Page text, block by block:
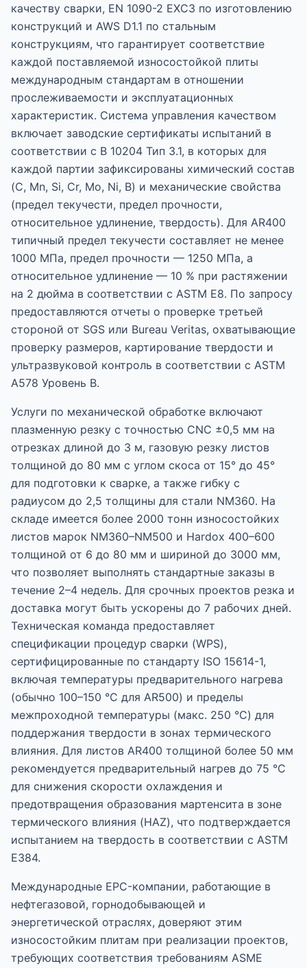
качеству сварки, EN 1090-2 EXC3 по изготовлению
конструкций и AWS D1.1 по стальным
конструкциям, что гарантирует соответствие
каждой поставляемой износостойкой плиты
международным стандартам в отношении
прослеживаемости и эксплуатационных
характеристик. Система управления качеством
включает заводские сертификаты испытаний в
соответствии с В 10204 Тип 3.1, в которых для
каждой партии зафиксированы химический состав
(C, Mn, Si, Cr, Mo, Ni, B) и механические свойства
(предел текучести, предел прочности,
относительное удлинение, твердость). Для AR400
типичный предел текучести составляет не менее
1000 МПа, предел прочности — 1250 МПа, а
относительное удлинение — 10 % при растяжении
на 2 дюйма в соответствии с ASTM E8. По запросу
предоставляются отчеты о проверке третьей
стороной от SGS или Bureau Veritas, охватывающие
проверку размеров, картирование твердости и
ультразвуковой контроль в соответствии с ASTM
A578 Уровень B.
Услуги по механической обработке включают
плазменную резку с точностью CNC ±0,5 мм на
отрезках длиной до 3 м, газовую резку листов
толщиной до 80 мм с углом скоса от 15° до 45°
для подготовки к сварке, а также гибку с
радиусом до 2,5 толщины для стали NM360. На
складе имеется более 2000 тонн износостойких
листов марок NM360–NM500 и Hardox 400–600
толщиной от 6 до 80 мм и шириной до 3000 мм,
что позволяет выполнять стандартные заказы в
течение 2–4 недель. Для срочных проектов резка и
доставка могут быть ускорены до 7 рабочих дней.
Техническая команда предоставляет
спецификации процедур сварки (WPS),
сертифицированные по стандарту ISO 15614-1,
включая температуры предварительного нагрева
(обычно 100–150 °C для AR500) и пределы
межпроходной температуры (макс. 250 °C) для
поддержания твердости в зонах термического
влияния. Для листов AR400 толщиной более 50 мм
рекомендуется предварительный нагрев до 75 °C
для снижения скорости охлаждения и
предотвращения образования мартенсита в зоне
термического влияния (HAZ), что подтверждается
испытанием на твердость в соответствии с ASTM
E384.
Международные EPC-компании, работающие в
нефтегазовой, горнодобывающей и
энергетической отраслях, доверяют этим
износостойким плитам при реализации проектов,
требующих соответствия требованиям ASME